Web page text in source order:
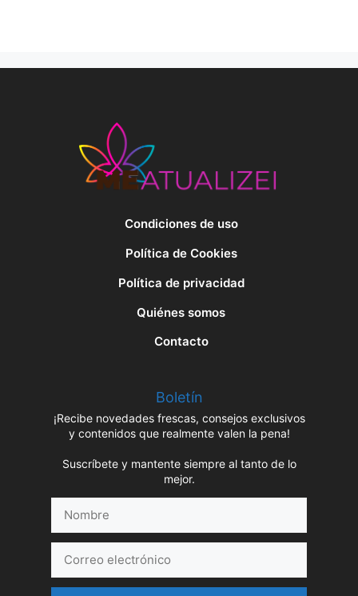
Condiciones de uso
Política de Cookies
Política de privacidad
Quiénes somos
Contacto
Boletín
¡Recibe novedades frescas, consejos exclusivos
y contenidos que realmente valen la pena!
Suscríbete y mantente siempre al tanto de lo
mejor.
electrónico